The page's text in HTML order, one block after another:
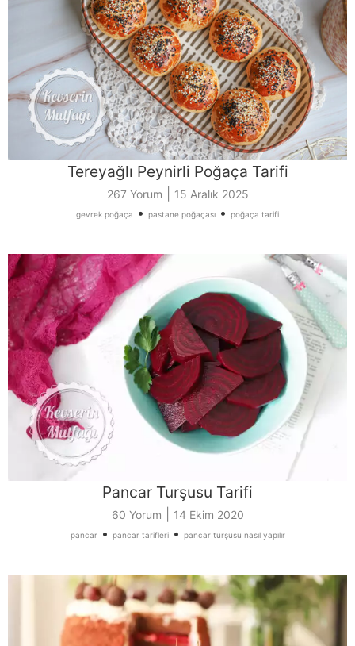
Tereyağlı Peynirli Poğaça Tarifi
267 Yorum 15 Aralık 2025
gevrek poğaça • pastane poğaçası • poğaça tarifi
Pancar Turşusu Tarifi
60 Yorum 14 Ekim 2020
pancar• pancar tarifleri• pancar turşusu nasıl yapılır